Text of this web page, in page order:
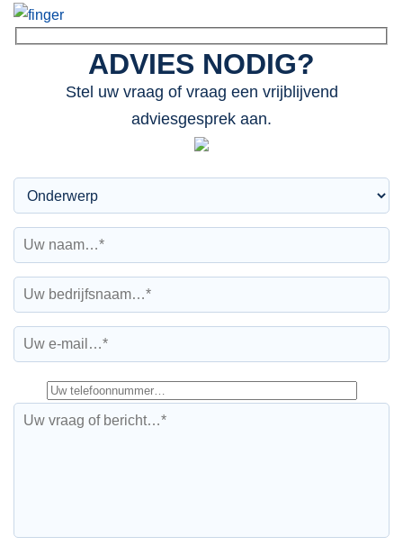
ADVIES NODIG?
Stel uw vraag of vraag een vrijblijvend
adviesgesprek aan.